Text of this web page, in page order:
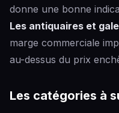
donne une bonne
Les antiquaires et
marge commerciale
au-dessus du prix
Les catégories à